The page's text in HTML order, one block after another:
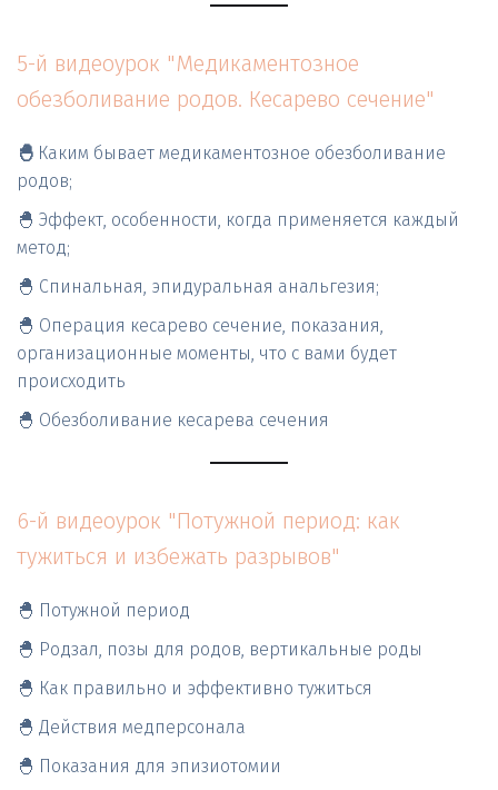
5-й видеоурок "Медикаментозное
обезболивание родов. Кесарево сечение"
🐣 Каким бывает медикаментозное обезболивание
родов;
🐣 Эффект, особенности, когда применяется каждый
метод;
🐣 Спинальная, эпидуральная анальгезия;
🐣 Операция кесарево сечение, показания,
организационные моменты, что с вами будет
происходить
🐣 Обезболивание кесарева сечения
6-й видеоурок "Потужной период: как
тужиться и избежать разрывов"
🐣 Потужной период
🐣 Родзал, позы для родов, вертикальные роды
🐣 Как правильно и эффективно тужиться
🐣 Действия медперсонала
🐣 Показания для эпизиотомии